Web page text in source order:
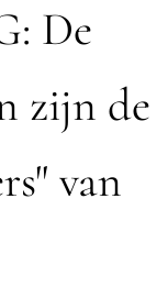
De
zijn de
van